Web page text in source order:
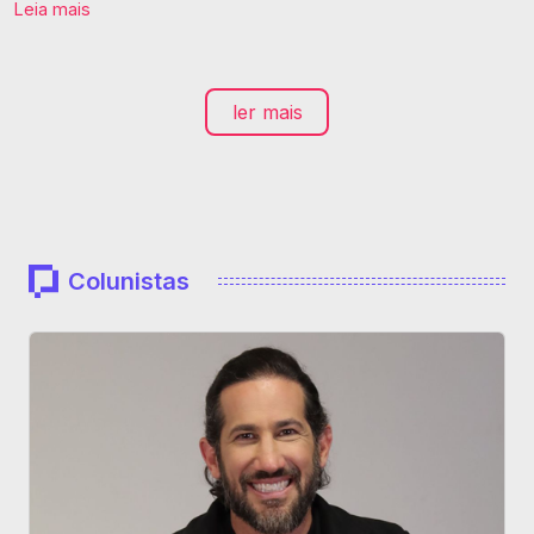
Leia mais
ler mais
Colunistas